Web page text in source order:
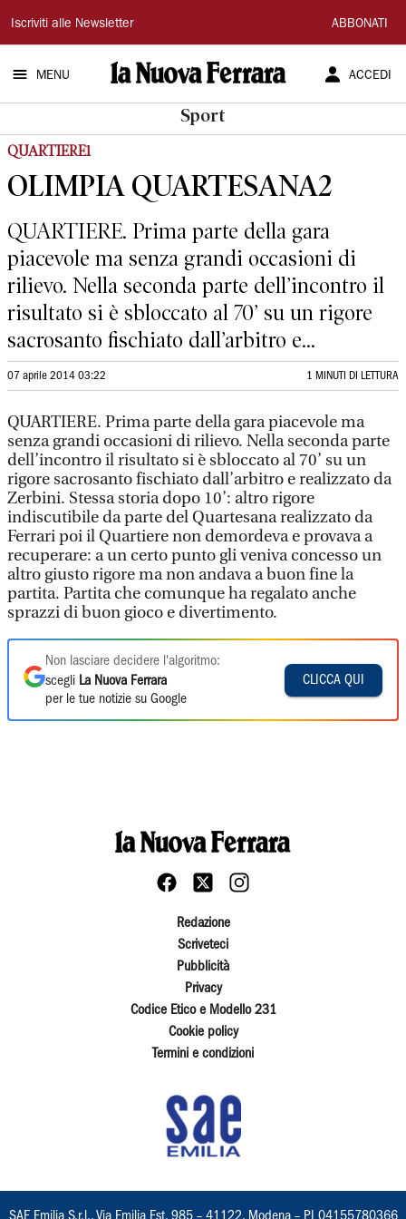
La
Nuova
Ferrara
Iscriviti alle Newsletter ABBONATI
MENU ACCEDI
Sport
QUARTIERE1
OLIMPIA QUARTESANA2
QUARTIERE. Prima parte della gara
piacevole ma senza grandi occasioni di
rilievo. Nella seconda parte dell’incontro il
risultato si è sbloccato al 70’ su un rigore
sacrosanto fischiato dall’arbitro e...
07 aprile 2014 03:22 1 MINUTI DI LETTURA
QUARTIERE. Prima parte della gara piacevole ma
senza grandi occasioni di rilievo. Nella seconda parte
dell’incontro il risultato si è sbloccato al 70’ su un
rigore sacrosanto fischiato dall’arbitro e realizzato da
Zerbini. Stessa storia dopo 10’: altro rigore
indiscutibile da parte del Quartesana realizzato da
Ferrari poi il Quartiere non demordeva e provava a
recuperare: a un certo punto gli veniva concesso un
altro giusto rigore ma non andava a buon fine la
partita. Partita che comunque ha regalato anche
sprazzi di buon gioco e divertimento.
Non lasciare decidere l'algoritmo:
scegli La Nuova Ferrara
per le tue notizie su Google
CLICCA QUI
Redazione
Scriveteci
Pubblicità
Privacy
Codice Etico e Modello 231
Cookie policy
Termini e condizioni
SAE Emilia S.r.l., Via Emilia Est, 985 – 41122, Modena – PI 04155780366